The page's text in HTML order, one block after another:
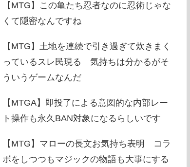
【MTG】この亀たち忍者なのに忍術じゃな
くて隠密なんですね
【MTG】土地を連続で引き過ぎて炊きまく
っているスレ民現る 気持ちは分かるがそ
ういうゲームなんだ
【MTGA】即投了による意図的な内部レー
ト操作も永久BAN対象になるらしいです
【MTG】マローの長文お気持ち表明 コラ
ボをしつつもマジックの物語も大事にする